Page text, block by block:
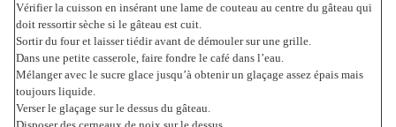
Vérifier la cuisson en insérant une lame de couteau au centre du gâteau qui
doit ressortir sèche si le gâteau est cuit.
Sortir du four et laisser tiédir avant de démouler sur une grille.
Dans une petite casserole, faire fondre le café dans l’eau.
Mélanger avec le sucre glace jusqu’à obtenir un glaçage assez épais mais
toujours liquide.
Verser le glaçage sur le dessus du gâteau.